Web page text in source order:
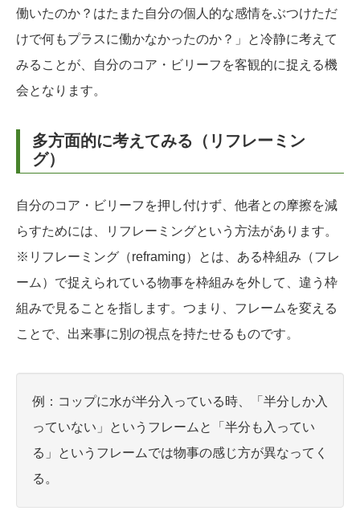
働いたのか？はたまた自分の個人的な感情をぶつけただ
けで何もプラスに働かなかったのか？」と冷静に考えて
みることが、自分のコア・ビリーフを客観的に捉える機
会となります。
多方面的に考えてみる（リフレーミン
グ）
自分のコア・ビリーフを押し付けず、他者との摩擦を減
らすためには、リフレーミングという方法があります。
※リフレーミング（reframing）とは、ある枠組み（フレ
ーム）で捉えられている物事を枠組みを外して、違う枠
組みで見ることを指します。つまり、フレームを変える
ことで、出来事に別の視点を持たせるものです。
例：コップに水が半分入っている時、「半分しか入
っていない」というフレームと「半分も入ってい
る」というフレームでは物事の感じ方が異なってく
る。